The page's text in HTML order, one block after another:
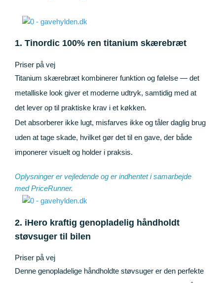
1. Tinordic 100% ren titanium skærebræt
Priser på vej
Titanium skærebræt kombinerer funktion og følelse — det
metalliske look giver et moderne udtryk, samtidig med at
det lever op til praktiske krav i et køkken.
Det absorberer ikke lugt, misfarves ikke og tåler daglig brug
uden at tage skade, hvilket gør det til en gave, der både
imponerer visuelt og holder i praksis.
Oplysninger er vejledende og er indhentet i samarbejde
medPriceRunner.
2. iHero kraftig genopladelig håndholdt
støvsuger til bilen
Priser på vej
Denne genopladelige håndholdte støvsuger er den perfekte